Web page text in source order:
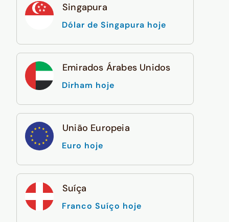
Singapura
Dólar de Singapura hoje
Emirados Árabes Unidos
Dirham hoje
União Europeia
Euro hoje
Suíça
Franco Suíço hoje